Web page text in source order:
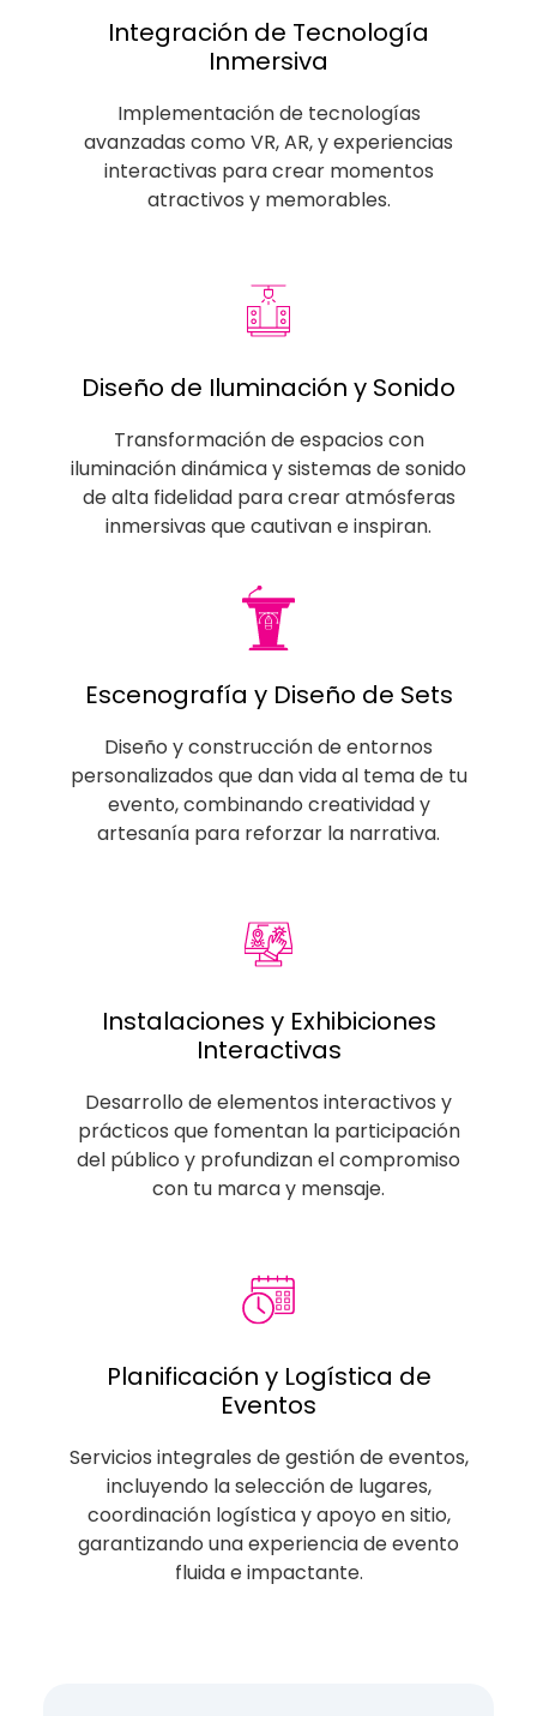
Integración de Tecnología
Inmersiva
Implementación de tecnologías
avanzadas como VR, AR, y experiencias
interactivas para crear momentos
atractivos y memorables.
Diseño de Iluminación y Sonido
Transformación de espacios con
iluminación dinámica y sistemas de sonido
de alta fidelidad para crear atmósferas
inmersivas que cautivan e inspiran.
Escenografía y Diseño de Sets
Diseño y construcción de entornos
personalizados que dan vida al tema de tu
evento, combinando creatividad y
artesanía para reforzar la narrativa.
Instalaciones y Exhibiciones
Interactivas
Desarrollo de elementos interactivos y
prácticos que fomentan la participación
del público y profundizan el compromiso
con tu marca y mensaje.
Planificación y Logística de
Eventos
Servicios integrales de gestión de eventos,
incluyendo la selección de lugares,
coordinación logística y apoyo en sitio,
garantizando una experiencia de evento
fluida e impactante.